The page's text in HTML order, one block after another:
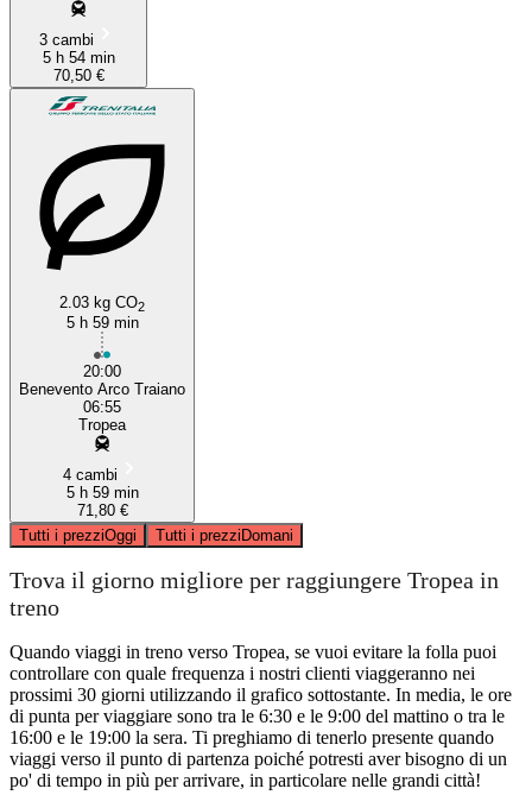
3 cambi
5 h 54 min
70,50 €
2.03 kg CO2
5 h 59 min
20:00
Benevento Arco Traiano
06:55
Tropea
4 cambi
5 h 59 min
71,80 €
Tutti i prezziOggi Tutti i prezziDomani
Trova il giorno migliore per raggiungere Tropea in
treno
Quando viaggi in treno verso Tropea, se vuoi evitare la folla puoi
controllare con quale frequenza i nostri clienti viaggeranno nei
prossimi 30 giorni utilizzando il grafico sottostante. In media, le ore
di punta per viaggiare sono tra le 6:30 e le 9:00 del mattino o tra le
16:00 e le 19:00 la sera. Ti preghiamo di tenerlo presente quando
viaggi verso il punto di partenza poiché potresti aver bisogno di un
po' di tempo in più per arrivare, in particolare nelle grandi città!